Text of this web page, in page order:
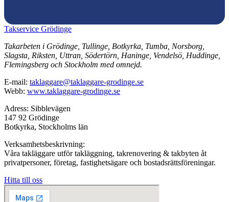
Takservice Grödinge
Takarbeten i Grödinge, Tullinge, Botkyrka, Tumba, Norsborg,
Slagsta, Riksten, Uttran, Södertörn, Haninge, Vendelsö, Huddinge,
Flemingsberg och Stockholm med omnejd.
E-mail: taklaggare@taklaggare-grodinge.se
Webb: www.taklaggare-grodinge.se
Adress: Sibblevägen
147 92 Grödinge
Botkyrka, Stockholms län
Verksamhetsbeskrivning:
Våra takläggare utför takläggning, takrenovering & takbyten åt
privatpersoner, företag, fastighetsägare och bostadsrättsföreningar.
Hitta till oss